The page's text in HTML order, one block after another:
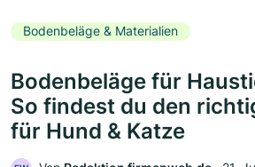
Bodenbeläge & Materialien
Bodenbeläge für
So findest du den
für Hund & Katze